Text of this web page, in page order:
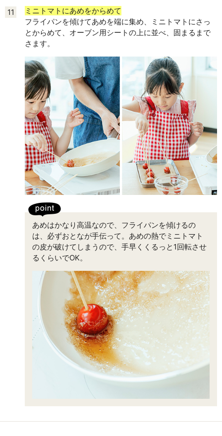
11
ミニトマトにあめをからめて
フライパンを傾けてあめを端に集め、ミニトマトにさっ
とからめて、オーブン用シートの上に並べ、固まるまで
さます。
あめはかなり高温なので、フライパンを傾けるの
は、必ずおとなが手伝って。あめの熱でミニトマト
の皮が破けてしまうので、手早くくるっと1回転させ
るくらいでOK。